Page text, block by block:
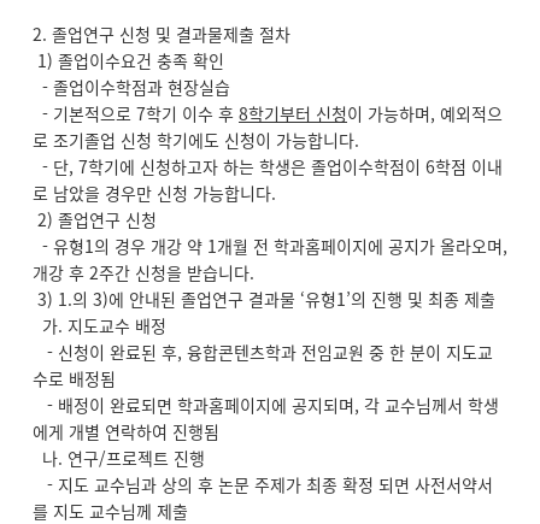
2. 졸업연구 신청 및 결과물제출 절차
1) 졸업이수요건 충족 확인
- 졸업이수학점과 현장실습
- 기본적으로 7학기 이수 후 8학기부터 신청이 가능하며, 예외적으
로 조기졸업 신청 학기에도 신청이 가능합니다.
- 단, 7학기에 신청하고자 하는 학생은 졸업이수학점이 6학점 이내
로 남았을 경우만 신청 가능합니다.
2) 졸업연구 신청
- 유형1의 경우 개강 약 1개월 전 학과홈페이지에 공지가 올라오며,
개강 후 2주간 신청을 받습니다.
3) 1.의 3)에 안내된 졸업연구 결과물 ‘유형1’의 진행 및 최종 제출
가. 지도교수 배정
- 신청이 완료된 후, 융합콘텐츠학과 전임교원 중 한 분이 지도교
수로 배정됨
- 배정이 완료되면 학과홈페이지에 공지되며, 각 교수님께서 학생
에게 개별 연락하여 진행됨
나. 연구/프로젝트 진행
- 지도 교수님과 상의 후 논문 주제가 최종 확정 되면 사전서약서
를 지도 교수님께 제출